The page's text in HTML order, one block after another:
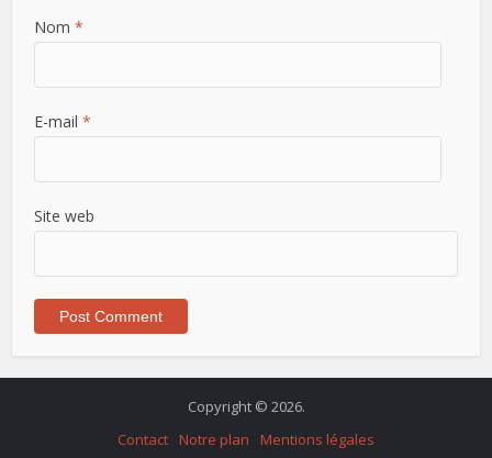
Nom*
E-mail*
Site web
Copyright © 2026.
Contact
Notre plan Mentions légales